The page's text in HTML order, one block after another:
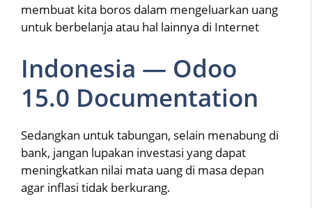
membuat kita boros dalam mengeluarkan uang
untuk berbelanja atau hal lainnya di Internet
Indonesia — Odoo
15.0 Documentation
Sedangkan untuk tabungan, selain menabung di
bank, jangan lupakan investasi yang dapat
meningkatkan nilai mata uang di masa depan
agar inflasi tidak berkurang.